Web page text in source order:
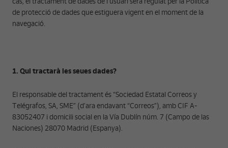
de protecció de dades que estiguera vigent en el moment de la
navegació.
1. Qui tractarà les seues dades?
El responsable del tractament és “Sociedad Estatal Correos y
Telégrafos, SA, SME” (d’ara endavant “Correos”), amb CIF A-
83052407 i domicili social en la Vía Dublín núm. 7 (Campo de las
Naciones) 28070 Madrid (Espanya).